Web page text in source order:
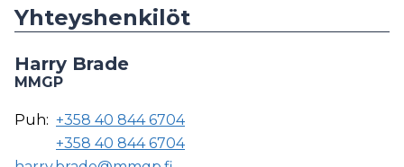
Yhteyshenkilöt
Harry Brade
MMGP
Puh: +358 40 844 6704
+358 40 844 6704